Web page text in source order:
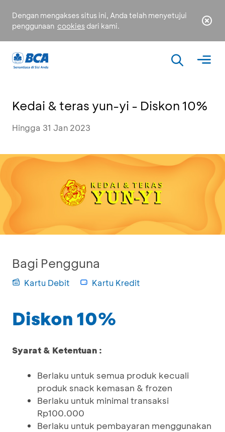
Dengan mengakses situs ini, Anda telah menyetujui
penggunaan cookies dari kami.
Kedai & teras yun-yi - Diskon 10%
Hingga 31 Jan 2023
Bagi Pengguna
Kartu Debit Kartu Kredit
Diskon 10%
Syarat & Ketentuan :
Berlaku untuk semua produk kecuali
produk snack kemasan & frozen
Berlaku untuk minimal transaksi
Rp100.000
Berlaku untuk pembayaran menggunakan